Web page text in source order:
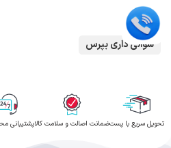
سوالی داری بپرس
تحویل سریع با پستضمانت اصالت و سلامت کالاپشتیبانی